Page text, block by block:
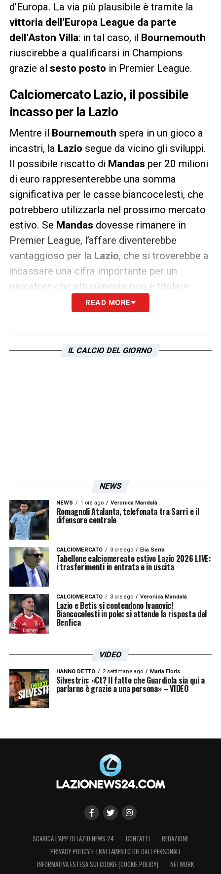
d’Europa. La via più plausibile è tramite la
vittoria dell’Europa League da parte
dell’Aston Villa: in tal caso, il Bournemouth
riuscirebbe a qualificarsi in Champions
grazie al sesto posto in Premier League.
Calciomercato Lazio, il possibile
incasso per la Lazio
Mentre il Bournemouth spera in un gioco a
incastri, la Lazio segue da vicino gli sviluppi.
Il possibile riscatto di Mandas per 20 milioni
di euro rappresenterebbe una somma
significativa per le casse biancocelesti, che
potrebbero utilizzarla nel prossimo mercato
estivo. Se Mandas dovesse rimanere in
Premier League, l’affare diventerebbe
vantaggioso per la Lazio, che si troverebbe a
incassare una cifra importante per un
giocatore che attualmente non è titolare.
READ MORE
IL CALCIO DEL GIORNO
NEWS
NEWS 1 ora ago Veronica Mandalà
Romagnoli Atalanta, telefonata tra Sarri e il
difensore centrale
CALCIOMERCATO 3 ore ago Elia Serra
Tabellone calciomercato estivo Lazio 2026 LIVE:
i trasferimenti in entrata e in uscita
CALCIOMERCATO 3 ore ago Veronica Mandalà
Lazio e Betis si contendono Ivanovic!
Biancocelesti in pole: si attende la risposta del
Benfica
VIDEO
HANNO DETTO 2 settimane ago Maria Floris
Silvestrin: «Ct? Il fatto che Guardiola sia qui a
parlarne è grazie a una persona» – VIDEO
SCARICA L’APP DI LAZIO NEWS 24 CONTATTI
REDAZIONE
PRIVACY POLICY E TRATTAMENTO DEI DATI PERSONALI
INFORMATIVA ESTESA SUI COOKIE (COOKIE POLICY)
NETWORK